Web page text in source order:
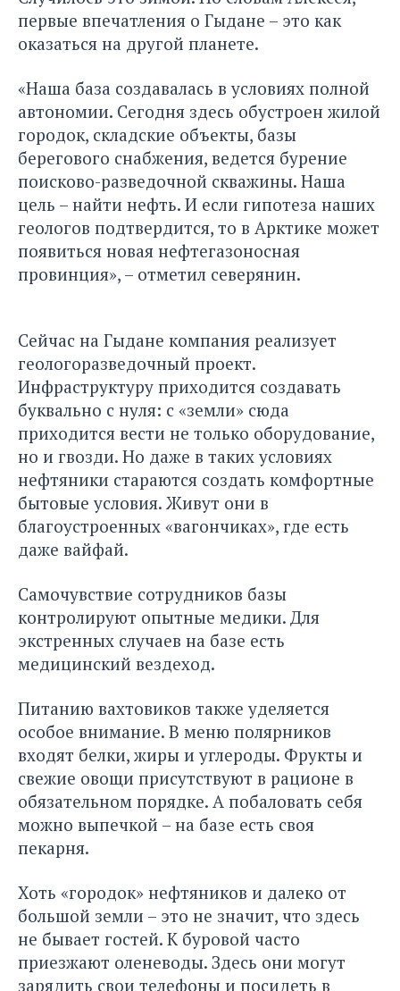
первые впечатления о Гыдане – это как
оказаться на другой планете.
«Наша база создавалась в условиях полной
автономии. Сегодня здесь обустроен жилой
городок, складские объекты, базы
берегового снабжения, ведется бурение
поисково-разведочной скважины. Наша
цель – найти нефть. И если гипотеза наших
геологов подтвердится, то в Арктике может
появиться новая нефтегазоносная
провинция», – отметил северянин.
Сейчас на Гыдане компания реализует
геологоразведочный проект.
Инфраструктуру приходится создавать
буквально с нуля: с «земли» сюда
приходится вести не только оборудование,
но и гвозди. Но даже в таких условиях
нефтяники стараются создать комфортные
бытовые условия. Живут они в
благоустроенных «вагончиках», где есть
даже вайфай.
Самочувствие сотрудников базы
контролируют опытные медики. Для
экстренных случаев на базе есть
медицинский вездеход.
Питанию вахтовиков также уделяется
особое внимание. В меню полярников
входят белки, жиры и углероды. Фрукты и
свежие овощи присутствуют в рационе в
обязательном порядке. А побаловать себя
можно выпечкой – на базе есть своя
пекарня.
Хоть «городок» нефтяников и далеко от
большой земли – это не значит, что здесь
не бывает гостей. К буровой часто
приезжают оленеводы. Здесь они могут
зарядить свои телефоны и посидеть в